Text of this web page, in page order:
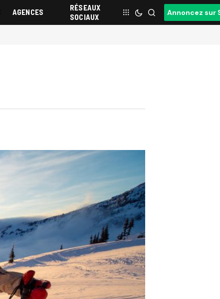
AGENCES
RÉSEAUX
SOCIAUX
Annoncez sur